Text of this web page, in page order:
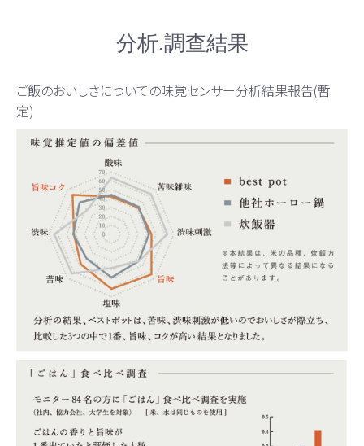
分析.調查結果
ご飯のおいしさについての味覚センサー分析結果報告(暫
定)